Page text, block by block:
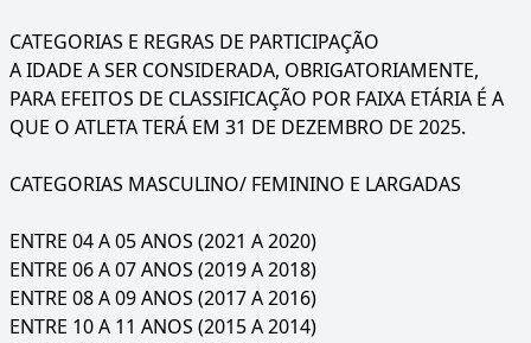
CATEGORIAS E REGRAS DE PARTICIPAÇÃO
A IDADE A SER CONSIDERADA, OBRIGATORIAMENTE,
PARA EFEITOS DE CLASSIFICAÇÃO POR FAIXA ETÁRIA É A
QUE O ATLETA TERÁ EM 31 DE DEZEMBRO DE 2025.
CATEGORIAS MASCULINO/ FEMININO E LARGADAS
ENTRE 04 A 05 ANOS (2021 A 2020)
ENTRE 06 A 07 ANOS (2019 A 2018)
ENTRE 08 A 09 ANOS (2017 A 2016)
ENTRE 10 A 11 ANOS (2015 A 2014)